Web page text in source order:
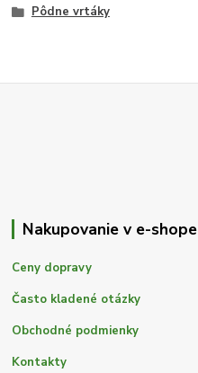
Pôdne vrtáky
Nakupovanie v e-shope
Ceny dopravy
Často kladené otázky
Obchodné podmienky
Kontakty